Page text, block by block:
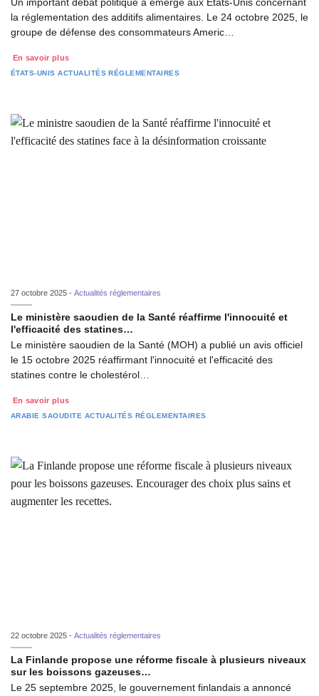
Un important débat politique a émergé aux États-Unis concernant
la réglementation des additifs alimentaires. Le 24 octobre 2025, le
groupe de défense des consommateurs Americ…
En savoir plus
ÉTATS-UNIS ACTUALITÉS RÉGLEMENTAIRES
27 octobre 2025 - Actualités réglementaires
Le ministère saoudien de la Santé réaffirme l'innocuité et
l'efficacité des statines…
Le ministère saoudien de la Santé (MOH) a publié un avis officiel
le 15 octobre 2025 réaffirmant l'innocuité et l'efficacité des
statines contre le cholestérol…
En savoir plus
ARABIE SAOUDITE ACTUALITÉS RÉGLEMENTAIRES
22 octobre 2025 - Actualités réglementaires
La Finlande propose une réforme fiscale à plusieurs niveaux
sur les boissons gazeuses…
Le 25 septembre 2025, le gouvernement finlandais a annoncé